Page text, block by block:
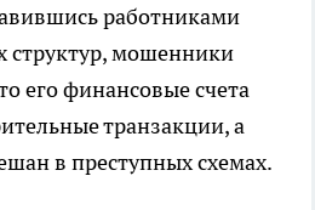
работниками
мошенники
его финансовые счета
транзакции, а
в преступных схемах.